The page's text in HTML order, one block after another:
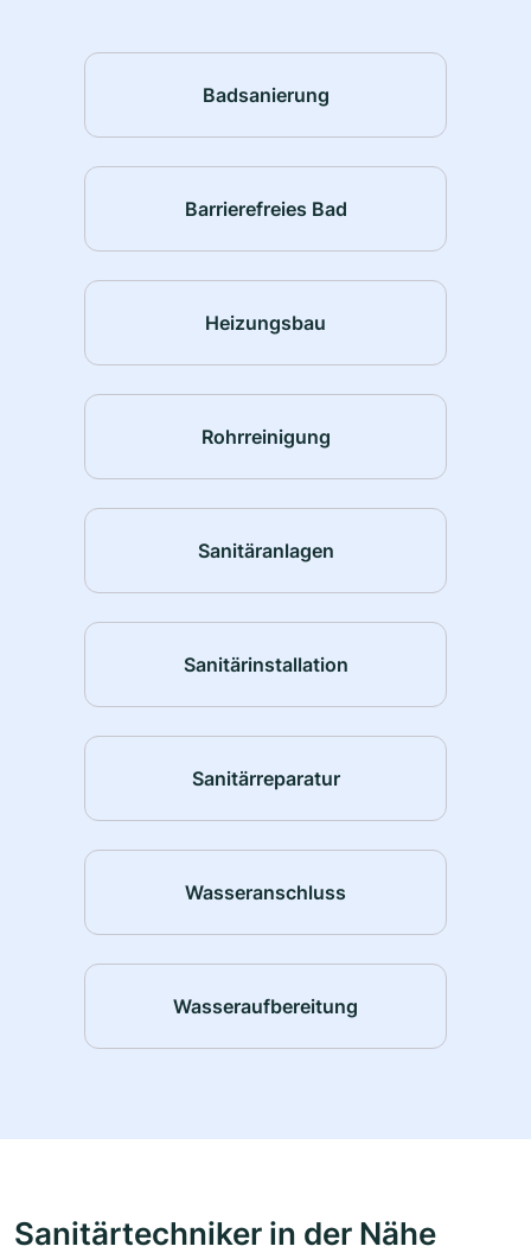
Badsanierung
Barrierefreies Bad
Heizungsbau
Rohrreinigung
Sanitäranlagen
Sanitärinstallation
Sanitärreparatur
Wasseranschluss
Wasseraufbereitung
Sanitärtechniker in der Nähe